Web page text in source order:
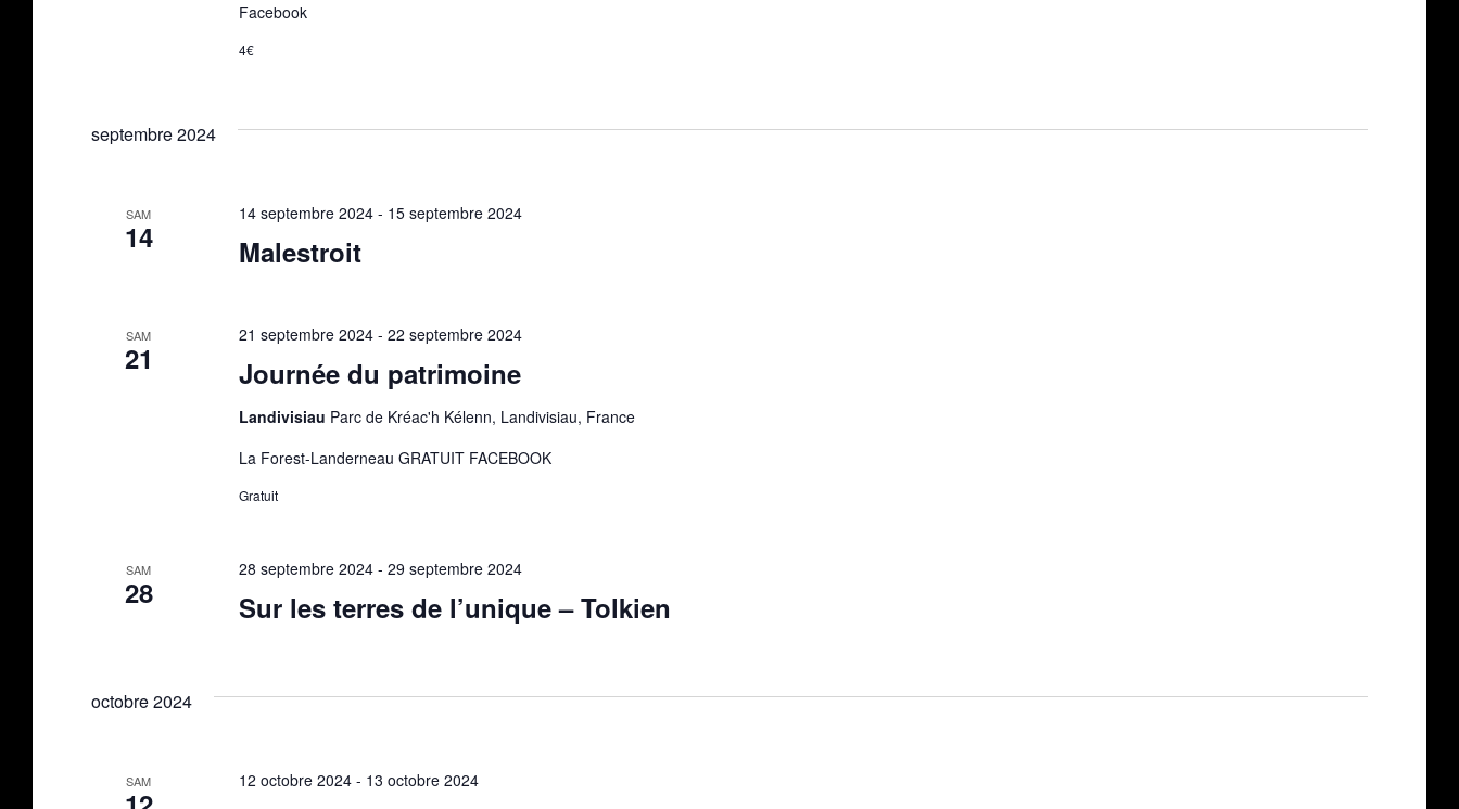
Facebook
4€
septembre 2024
SAM
14 Malestroit
14 septembre 2024- 15 septembre 2024
SAM
21 Journée du patrimoine
21 septembre 2024- 22 septembre 2024
Landivisiau Parc de Kréac'h Kélenn, Landivisiau, France
La Forest-Landerneau GRATUIT FACEBOOK
Gratuit
SAM
28 Sur les terres de l’unique – Tolkien
28 septembre 2024- 29 septembre 2024
octobre 2024
SAM 12 octobre 2024- 13 octobre 2024